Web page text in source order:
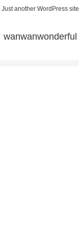
Just another WordPress site
wanwanwonderful